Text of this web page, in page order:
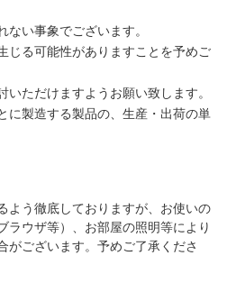
い事象でございます。
じる可能性がありますことを予めご
ただけますようお願い致します。
に製造する製品の、生産・出荷の単
よう徹底しておりますが、お使いの
ラウザ等）、お部屋の照明等により
がございます。予めご了承くださ